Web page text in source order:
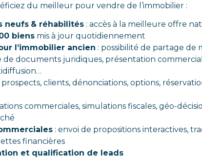
du meilleur pour vendre de l’immobilier :
neufs & réhabilités : accès à la meilleure offre
biens mis à jour quotidiennement
l’immobilier ancien : possibilité de partage de
documents juridiques, présentation
prospects, clients, dénonciations, options,
commerciales, simulations fiscales, géo-
: envoi de propositions interactives,
financières
et qualification de leads